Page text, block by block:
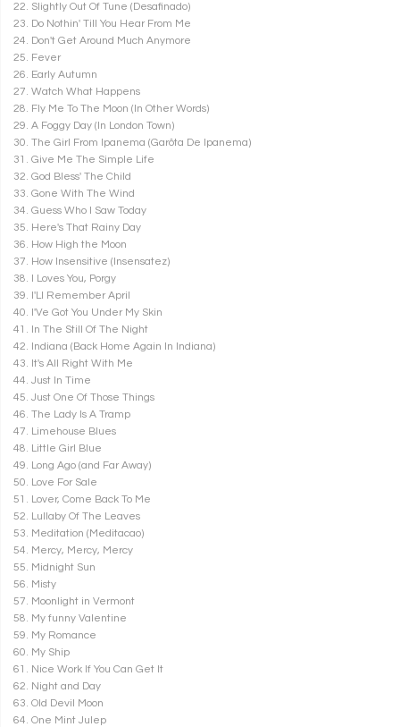
22. Slightly Out Of Tune (Desafinado)
23. Do Nothin' Till You Hear From Me
24. Don't Get Around Much Anymore
25. Fever
26. Early Autumn
27. Watch What Happens
28. Fly Me To The Moon (In Other Words)
29. A Foggy Day (In London Town)
30. The Girl From Ipanema (Garôta De Ipanema)
31. Give Me The Simple Life
32. God Bless' The Child
33. Gone With The Wind
34. Guess Who I Saw Today
35. Here's That Rainy Day
36. How High the Moon
37. How Insensitive (Insensatez)
38. I Loves You, Porgy
39. I'Ll Remember April
40. I'Ve Got You Under My Skin
41. In The Still Of The Night
42. Indiana (Back Home Again In Indiana)
43. It's All Right With Me
44. Just In Time
45. Just One Of Those Things
46. The Lady Is A Tramp
47. Limehouse Blues
48. Little Girl Blue
49. Long Ago (and Far Away)
50. Love For Sale
51. Lover, Come Back To Me
52. Lullaby Of The Leaves
53. Meditation (Meditacao)
54. Mercy, Mercy, Mercy
55. Midnight Sun
56. Misty
57. Moonlight in Vermont
58. My funny Valentine
59. My Romance
60. My Ship
61. Nice Work If You Can Get It
62. Night and Day
63. Old Devil Moon
64. One Mint Julep